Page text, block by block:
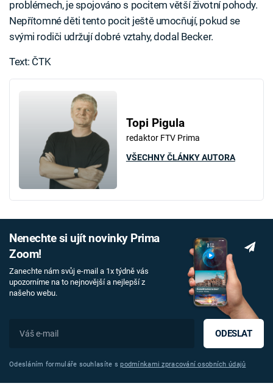
problémech, je spojováno s pocitem větší životní pohody.
Nepřítomné děti tento pocit ještě umocňují, pokud se
svými rodiči udržují dobré vztahy, dodal Becker.
Text: ČTK
Topi Pigula
redaktor FTV Prima
VŠECHNY ČLÁNKY AUTORA
Nenechte si ujít novinky Prima
Zoom!
Zanechte nám svůj e-mail a 1x týdně vás
upozorníme na to nejnovější a nejlepší z
našeho webu.
ODESLAT
Odesláním formuláře souhlasíte spodmínkami zpracování osobních údajů